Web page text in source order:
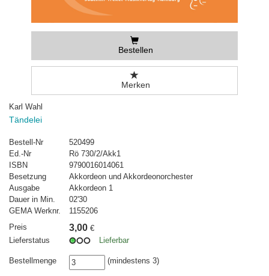
Bestellen
Merken
Karl Wahl
Tändelei
Bestell-Nr
520499
Ed.-Nr
Rö 730/2/Akk1
ISBN
9790016014061
Besetzung
Akkordeon und Akkordeonorchester
Ausgabe
Akkordeon 1
Dauer in Min.
02'30
GEMA Werknr.
1155206
Preis
3,00 €
Lieferstatus
Lieferbar
Bestellmenge (mindestens 3)